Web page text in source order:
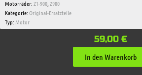
Motorräder:Z1-900,Z900
Kategorie:Original-Ersatzteile
Typ: Motor
59,00 €
In den Warenkorb